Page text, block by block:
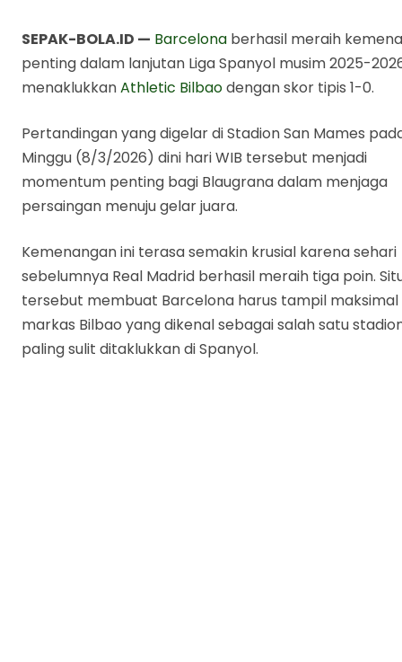
Bagikan ke media lain
SEPAK-BOLA.ID — Barcelonaberhasil meraih
penting dalam lanjutan Liga Spanyol musim 2025-
menaklukkanAthletic Bilbaodengan skor tipis 1-0.
Pertandingan yang digelar di Stadion San Mames
Minggu (8/3/2026) dini hari WIB tersebut menjadi
momentum penting bagi Blaugrana dalam menjaga
persaingan menuju gelar juara.
Kemenangan ini terasa semakin krusial karena sehari
sebelumnya Real Madrid berhasil meraih tiga poin.
tersebut membuat Barcelona harus tampil maksimal
markas Bilbao yang dikenal sebagai salah satu
paling sulit ditaklukkan di Spanyol.